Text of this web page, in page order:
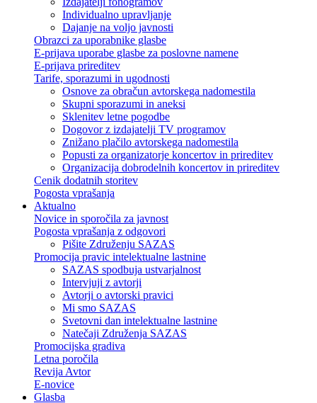
Individualno upravljanje
Dajanje na voljo javnosti
Obrazci za uporabnike glasbe
E-prijava uporabe glasbe za poslovne namene
E-prijava prireditev
Tarife, sporazumi in ugodnosti
Osnove za obračun avtorskega nadomestila
Skupni sporazumi in aneksi
Sklenitev letne pogodbe
Dogovor z izdajatelji TV programov
Znižano plačilo avtorskega nadomestila
Popusti za organizatorje koncertov in prireditev
Organizacija dobrodelnih koncertov in prireditev
Cenik dodatnih storitev
Pogosta vprašanja
Aktualno
Novice in sporočila za javnost
Pogosta vprašanja z odgovori
Pišite Združenju SAZAS
Promocija pravic intelektualne lastnine
SAZAS spodbuja ustvarjalnost
Intervjuji z avtorji
Avtorji o avtorski pravici
Mi smo SAZAS
Svetovni dan intelektualne lastnine
Natečaji Združenja SAZAS
Promocijska gradiva
Letna poročila
Revija Avtor
E-novice
Glasba